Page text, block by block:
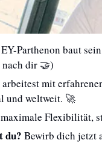
EY-Parthenon baut
dir 🤝)
mit
und weltweit. 🚀
maximale Flexibilität,
du? Bewirb dich jetzt